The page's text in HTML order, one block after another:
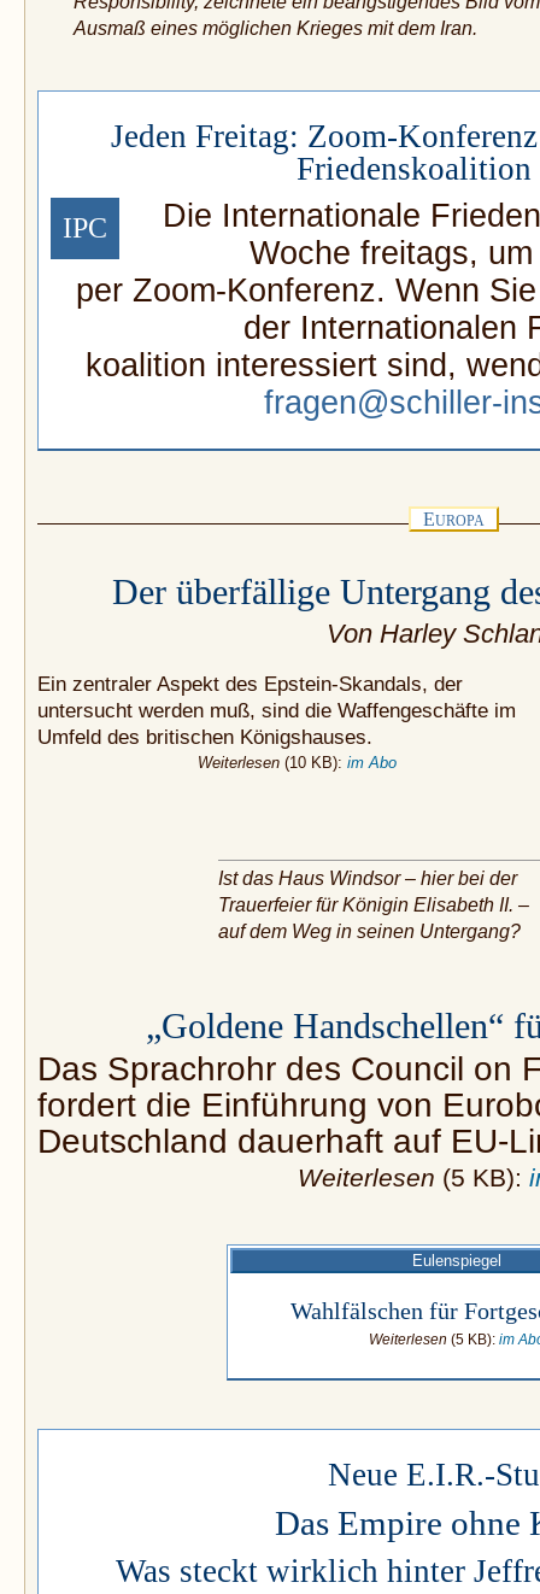
Ausmaß eines möglichen Krieges mit dem Iran.
Jeden Freitag: Zoom-
Friedenskoalition
IPC
Die Internationale
Woche freitags,
per Zoom-Konferenz. Wenn
der Internationalen
koalition interessiert sind,
fragen@schiller-
EUROPA
Der überfällige Untergang
Von Harley
Ein zentraler Aspekt des Epstein-Skandals, der
untersucht werden muß, sind die Waffengeschäfte im
Umfeld des britischen Königshauses.
Weiterlesen(10 KB): im Abo
Ist das Haus Windsor – hier bei der
Trauerfeier für Königin Elisabeth II. –
auf dem Weg in seinen Untergang?
„Goldene Handschellen“
Das Sprachrohr des Council on
fordert die Einführung von
Deutschland dauerhaft auf EU-
Weiterlesen (5 KB):
Eulenspiegel
Wahlfälschen für
Weiterlesen (5 KB): im
Neue E.I.R.-
Das Empire ohne
Was steckt wirklich hinter